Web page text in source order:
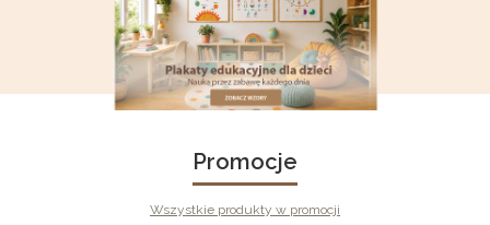
Promocje
Wszystkie produkty w promocji